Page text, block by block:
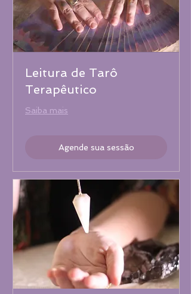
Leitura de Tarô
Terapêutico
Saiba mais
Agende sua sessão